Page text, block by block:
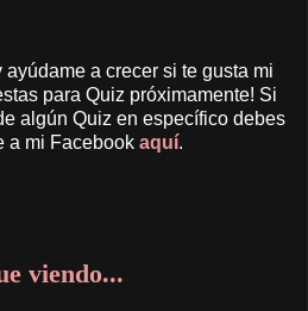
ayúdame a crecer si te gusta mi
para Quiz próximamente! Si
algún Quiz en específico debes
a mi Facebook aquí.
viendo...